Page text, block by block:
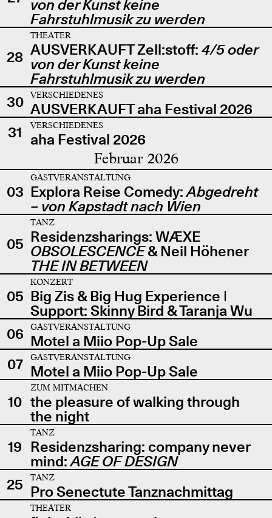
von der Kunst keine
Fahrstuhlmusik zu werden
28
THEATER
AUSVERKAUFT Zell:stoff: 4/5 oder
von der Kunst keine
Fahrstuhlmusik zu werden
30
VERSCHIEDENES
AUSVERKAUFT aha Festival 2026
31
VERSCHIEDENES
aha Festival 2026
Februar 2026
03
GASTVERANSTALTUNG
Explora Reise Comedy:Abgedreht
– von Kapstadt nach Wien
05
TANZ
Residenzsharings: WÆXE
OBSOLESCENCE& Neil Höhener
THE IN BETWEEN
05
KONZERT
Big Zis & Big Hug Experience |
Support: Skinny Bird & Taranja Wu
06
GASTVERANSTALTUNG
Motel a Miio Pop-Up Sale
07
GASTVERANSTALTUNG
Motel a Miio Pop-Up Sale
10
ZUM MITMACHEN
the pleasure of walking through
the night
19
TANZ
Residenzsharing: company never
mind:AGE OF DESIGN
25
TANZ
Pro Senectute Tanznachmittag
THEATER